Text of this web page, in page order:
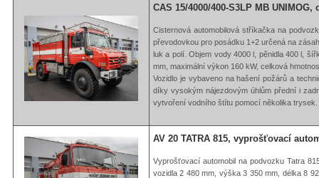
CAS 15/4000/400-S3LP MB
Cisternová automobilová stříkačka na
převodovkou pro posádku 1+2 určená na
luk a polí. Objem vody 4000 l, pěnidla 400 l,
mm, maximální výkon 160 kW, celková
Vozidlo je vybaveno na hašení požárů a
díky vysokým nájezdovým úhlům přední i
vytvoření vodního štítu pomocí několika trysek.
AV 20 TATRA 815, vyprošťovací
Vyprošťovací automobil na podvozku Tatra
vozidla 2 480 mm, výška 3 350 mm, délka 8